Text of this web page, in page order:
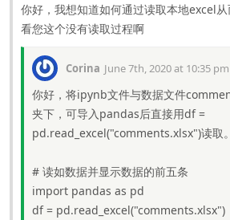
你好，我想知道如何通过读取本地excel
看您这个没有读取过程啊
Corina June 7th, 2020 at 10:35 pm
你好，将ipynb文件与数据文件
夹下，可导入pandas后直接用df =
pd.read_excel("comments.xlsx")读取
# 读如数据并显示数据的前五条
import pandas as pd
df = pd.read_excel("comments.xlsx")